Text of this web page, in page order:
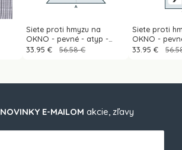
Siete proti hmyzu na
OKNO - pevné - atyp -
tvar 9
33.95 € 56.58 €
Siete proti
OKNO -
tvar 19
33.95 €
NOVINKY E-MAILOM akcie, zľavy